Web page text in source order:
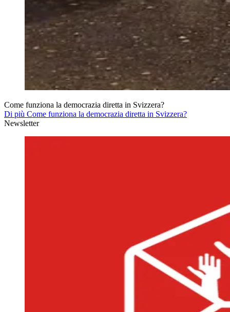
Come funziona la democrazia diretta in Svizzera?
Di più Come funziona la democrazia diretta in Svizzera?
Newsletter